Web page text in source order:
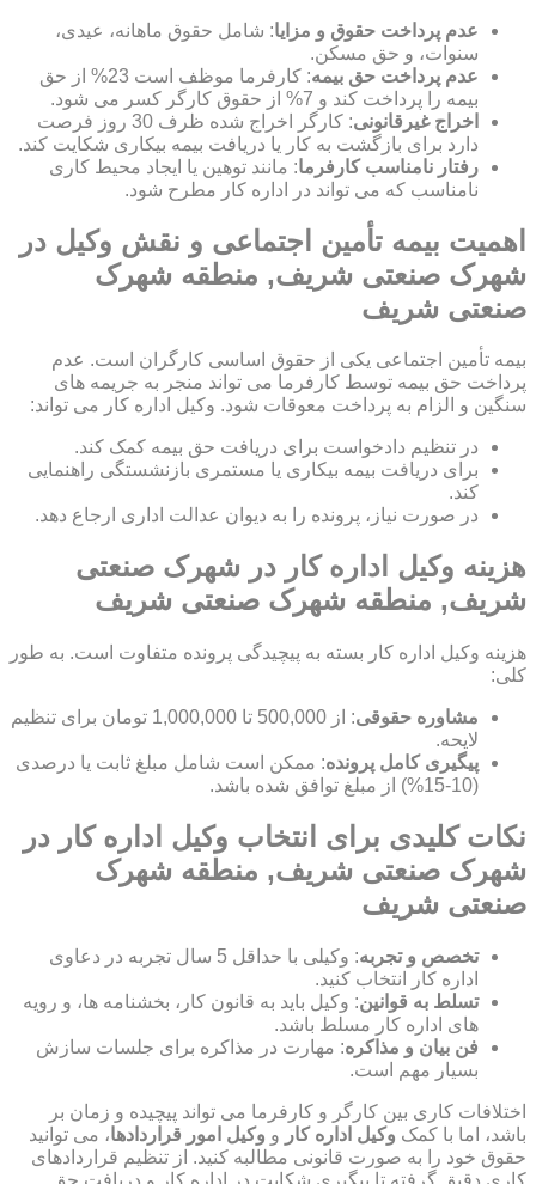
عدم پرداخت حقوق و مزایا: شامل حقوق ماهانه، عیدی،
سنوات، و حق مسکن.
عدم پرداخت حق بیمه
: کارفرما موظف است 23% از حق
بیمه را پرداخت کند و 7% از حقوق کارگر کسر می شود.
اخراج غیرقانونی
: کارگر اخراج شده ظرف 30 روز فرصت
دارد برای بازگشت به کار یا دریافت بیمه بیکاری شکایت کند.
رفتار نامناسب کارفرما: مانند توهین یا ایجاد محیط کاری
نامناسب که می تواند در اداره کار مطرح شود.
اهمیت بیمه تأمین اجتماعی و نقش وکیل در
شهرک صنعتی شریف, منطقه شهرک
صنعتی شریف
بیمه تأمین اجتماعی یکی از حقوق اساسی کارگران است. عدم
پرداخت حق بیمه توسط کارفرما می تواند منجر به جریمه های
سنگین و الزام به پرداخت معوقات شود. وکیل اداره کار می تواند:
در تنظیم دادخواست برای دریافت حق بیمه کمک کند.
برای دریافت بیمه بیکاری یا مستمری بازنشستگی راهنمایی
کند.
در صورت نیاز، پرونده را به دیوان عدالت اداری ارجاع دهد.
هزینه وکیل اداره کار در شهرک صنعتی
شریف, منطقه شهرک صنعتی شریف
هزینه وکیل اداره کار بسته به پیچیدگی پرونده متفاوت است. به طور
کلی:
مشاوره حقوقی
: از 500,000 تا 1,000,000 تومان برای تنظیم
لایحه.
پیگیری کامل پرونده: ممکن است شامل مبلغ ثابت یا درصدی
(10-15%) از مبلغ توافق شده باشد.
نکات کلیدی برای انتخاب وکیل اداره کار در
شهرک صنعتی شریف, منطقه شهرک
صنعتی شریف
تخصص و تجربه
: وکیلی با حداقل 5 سال تجربه در دعاوی
اداره کار انتخاب کنید.
تسلط به قوانین: وکیل باید به قانون کار، بخشنامه ها، و رویه
های اداره کار مسلط باشد.
فن بیان و مذاکره: مهارت در مذاکره برای جلسات سازش
بسیار مهم است.
اختلافات کاری بین کارگر و کارفرما می تواند پیچیده و زمان بر
باشد، اما با کمک وکیل اداره کار و وکیل امور قراردادها، می توانید
حقوق خود را به صورت قانونی مطالبه کنید. از تنظیم قراردادهای
کاری دقیق گرفته تا پیگیری شکایت در اداره کار و دریافت حق